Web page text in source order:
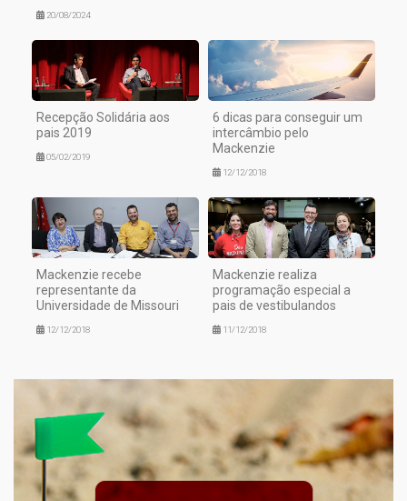
20/08/2024
Recepção Solidária aos
pais 2019
05/02/2019
6 dicas para conseguir um
intercâmbio pelo
Mackenzie
12/12/2018
Mackenzie recebe
representante da
Universidade de Missouri
12/12/2018
Mackenzie realiza
programação especial a
pais de vestibulandos
11/12/2018